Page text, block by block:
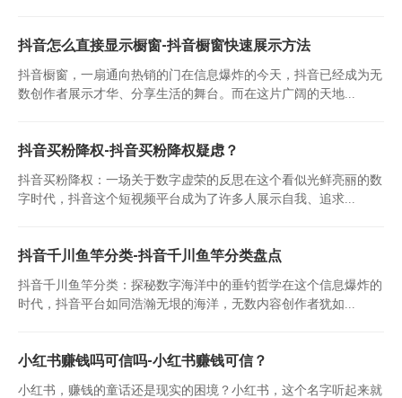
抖音怎么直接显示橱窗-抖音橱窗快速展示方法
抖音橱窗，一扇通向热销的门在信息爆炸的今天，抖音已经成为无
数创作者展示才华、分享生活的舞台。而在这片广阔的天地...
抖音买粉降权-抖音买粉降权疑虑？
抖音买粉降权：一场关于数字虚荣的反思在这个看似光鲜亮丽的数
字时代，抖音这个短视频平台成为了许多人展示自我、追求...
抖音千川鱼竿分类-抖音千川鱼竿分类盘点
抖音千川鱼竿分类：探秘数字海洋中的垂钓哲学在这个信息爆炸的
时代，抖音平台如同浩瀚无垠的海洋，无数内容创作者犹如...
小红书赚钱吗可信吗-小红书赚钱可信？
小红书，赚钱的童话还是现实的困境？小红书，这个名字听起来就